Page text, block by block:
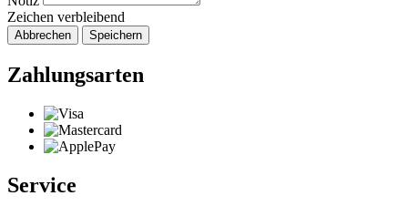
Zeichen verbleibend
Abbrechen Speichern
Zahlungsarten
Service